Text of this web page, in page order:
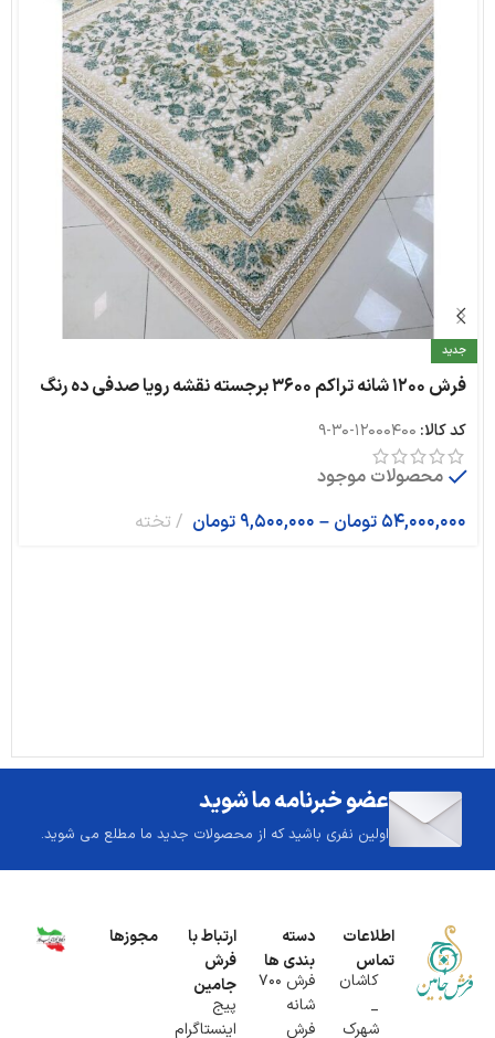
جدید
فرش ۱۲۰۰ شانه تراکم ۳۶۰۰ برجسته نقشه رویا صدفی ده رنگ
کد کالا: 12000400-30-9
محصولات موجود
54,000,000 تومان –
9,500,000 تومان تخته
عضو خبرنامه ما شوید
اولین نفری باشید که از محصولات جدید ما مطلع می شوید.
اطلاعات
تماس
کاشان
_
شهرک
دسته
بندی ها
فرش 700
شانه
فرش
ارتباط با
فرش
جامین
پیج
اینستاگرام
مجوزها